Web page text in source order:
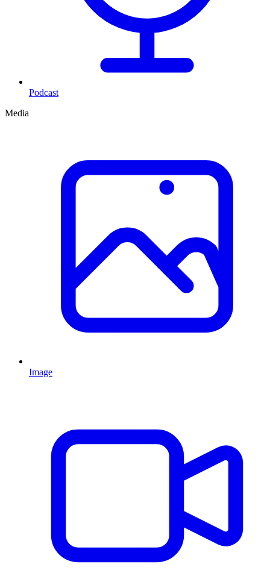
Podcast
Media
Image